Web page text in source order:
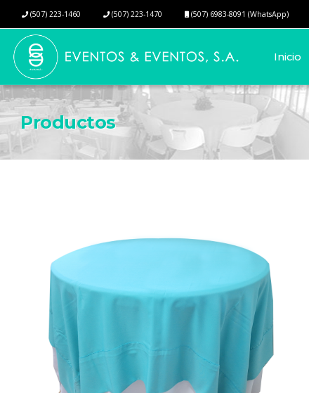
(507) 223-1460 (507) 223-1470 (507) 6983-8091 (WhatsApp)
Inicio
Productos